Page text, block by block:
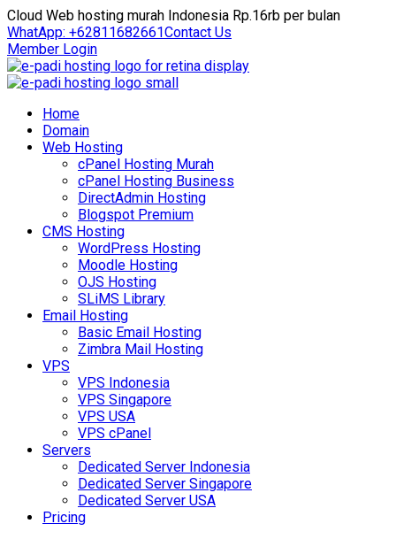
Cloud Web hosting murah Indonesia Rp.16rb per bulan
WhatApp: +62811682661Contact Us
Member Login
Home
Domain
Web Hosting
cPanel Hosting Murah
cPanel Hosting Business
DirectAdmin Hosting
Blogspot Premium
CMS Hosting
WordPress Hosting
Moodle Hosting
OJS Hosting
SLiMS Library
Email Hosting
Basic Email Hosting
Zimbra Mail Hosting
VPS
VPS Indonesia
VPS Singapore
VPS USA
VPS cPanel
Servers
Dedicated Server Indonesia
Dedicated Server Singapore
Dedicated Server USA
Pricing